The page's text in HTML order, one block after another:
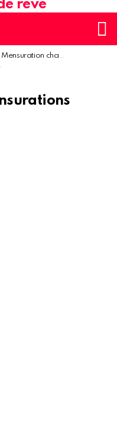
Mensuration chanteur